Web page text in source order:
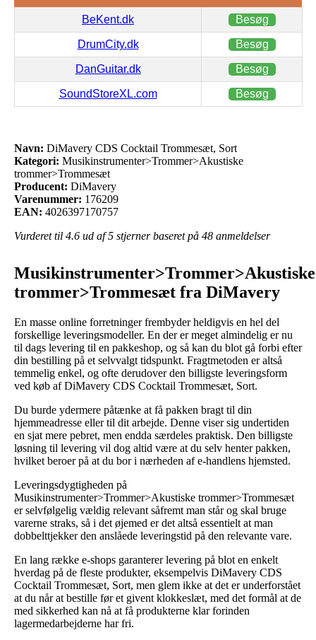
BeKent.dk Besøg
DrumCity.dk Besøg
DanGuitar.dk Besøg
SoundStoreXL.com Besøg
Navn: DiMavery CDS Cocktail Trommesæt, Sort
Kategori: Musikinstrumenter>Trommer>Akustiske
trommer>Trommesæt
Producent: DiMavery
Varenummer: 176209
EAN: 4026397170757
Vurderet til 4.6 ud af 5 stjerner baseret på 48 anmeldelser
Musikinstrumenter>Trommer>Akustiske
trommer>Trommesæt fra DiMavery
En masse online forretninger frembyder heldigvis en hel del
forskellige leveringsmodeller. En der er meget almindelig er nu
til dags levering til en pakkeshop, og så kan du blot gå forbi efter
din bestilling på et selvvalgt tidspunkt. Fragtmetoden er altså
temmelig enkel, og ofte derudover den billigste leveringsform
ved køb af DiMavery CDS Cocktail Trommesæt, Sort.
Du burde ydermere påtænke at få pakken bragt til din
hjemmeadresse eller til dit arbejde. Denne viser sig undertiden
en sjat mere pebret, men endda særdeles praktisk. Den billigste
løsning til levering vil dog altid være at du selv henter pakken,
hvilket beroer på at du bor i nærheden af e-handlens hjemsted.
Leveringsdygtigheden på
Musikinstrumenter>Trommer>Akustiske trommer>Trommesæt
er selvfølgelig vældig relevant såfremt man står og skal bruge
varerne straks, så i det øjemed er det altså essentielt at man
dobbelttjekker den anslåede leveringstid på den relevante vare.
En lang række e-shops garanterer levering på blot en enkelt
hverdag på de fleste produkter, eksempelvis DiMavery CDS
Cocktail Trommesæt, Sort, men glem ikke at det er underforstået
at du når at bestille før et givent klokkeslæt, med det formål at de
med sikkerhed kan nå at få produkterne klar forinden
lagermedarbejderne har fri.